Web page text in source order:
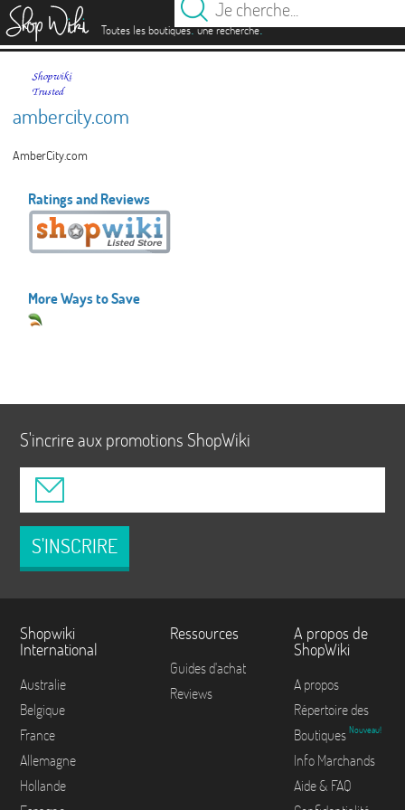
Toutes les boutiques.une recherche.
ambercity.com
AmberCity.com
Ratings and Reviews
More Ways to Save
S'incrire aux promotions ShopWiki
S'INSCRIRE
Shopwiki
International
Australie
Belgique
France
Allemagne
Hollande
Ressources
Guides d'achat
Reviews
A propos de
ShopWiki
A propos
Répertoire des
Boutiques Nouveau!
Info Marchands
Aide & FAQ